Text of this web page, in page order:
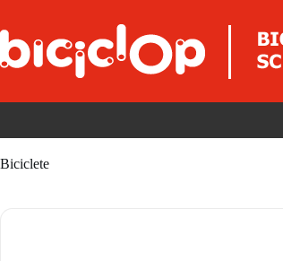
Biciclete